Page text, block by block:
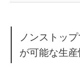
ノンストッ
が可能な生産